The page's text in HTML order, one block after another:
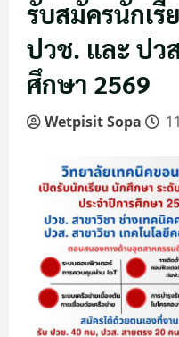
รับสมัครนักเ
ปวช. และ ปว
ศึกษา 2569
Wetpisit Sopa